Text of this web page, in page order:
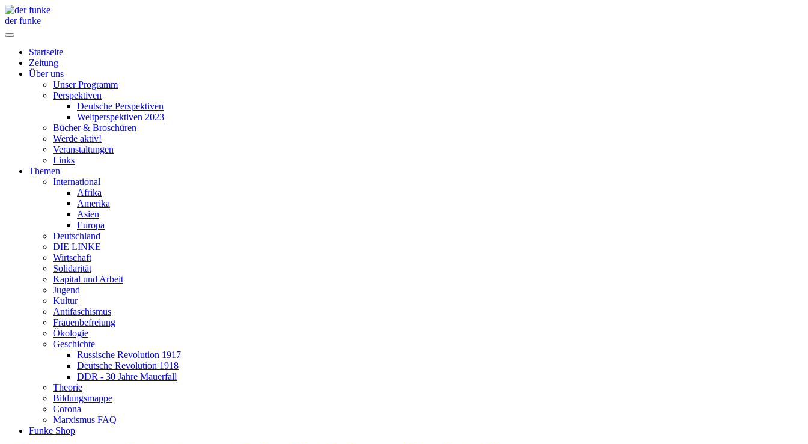
der funke
Startseite
Zeitung
Über uns
Unser Programm
Perspektiven
Deutsche Perspektiven
Weltperspektiven 2023
Bücher & Broschüren
Werde aktiv!
Veranstaltungen
Links
Themen
International
Afrika
Amerika
Asien
Europa
Deutschland
DIE LINKE
Wirtschaft
Solidarität
Kapital und Arbeit
Jugend
Kultur
Antifaschismus
Frauenbefreiung
Ökologie
Geschichte
Russische Revolution 1917
Deutsche Revolution 1918
DDR - 30 Jahre Mauerfall
Theorie
Bildungsmappe
Corona
Marxismus FAQ
Funke Shop